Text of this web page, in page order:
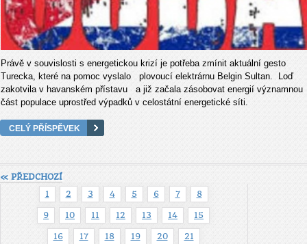
Právě v souvislosti s energetickou krizí je potřeba zmínit aktuální gesto
Turecka, které na pomoc vyslalo plovoucí elektrárnu Belgin Sultan. Loď
zakotvila v havanském přístavu a již začala zásobovat energií významnou
část populace uprostřed výpadků v celostátní energetické síti.
CELÝ PŘÍSPĚVEK
« PŘEDCHOZÍ
1
2 3 4 5 6 7 8
9 10 11 12 13 14 15
16 17 18 19 20 21